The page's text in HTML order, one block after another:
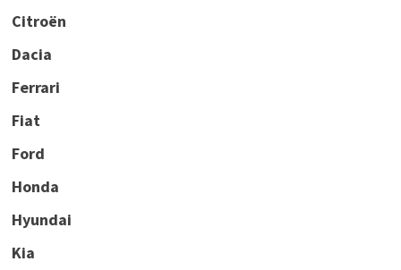
Citroën
Dacia
Ferrari
Fiat
Ford
Honda
Hyundai
Kia